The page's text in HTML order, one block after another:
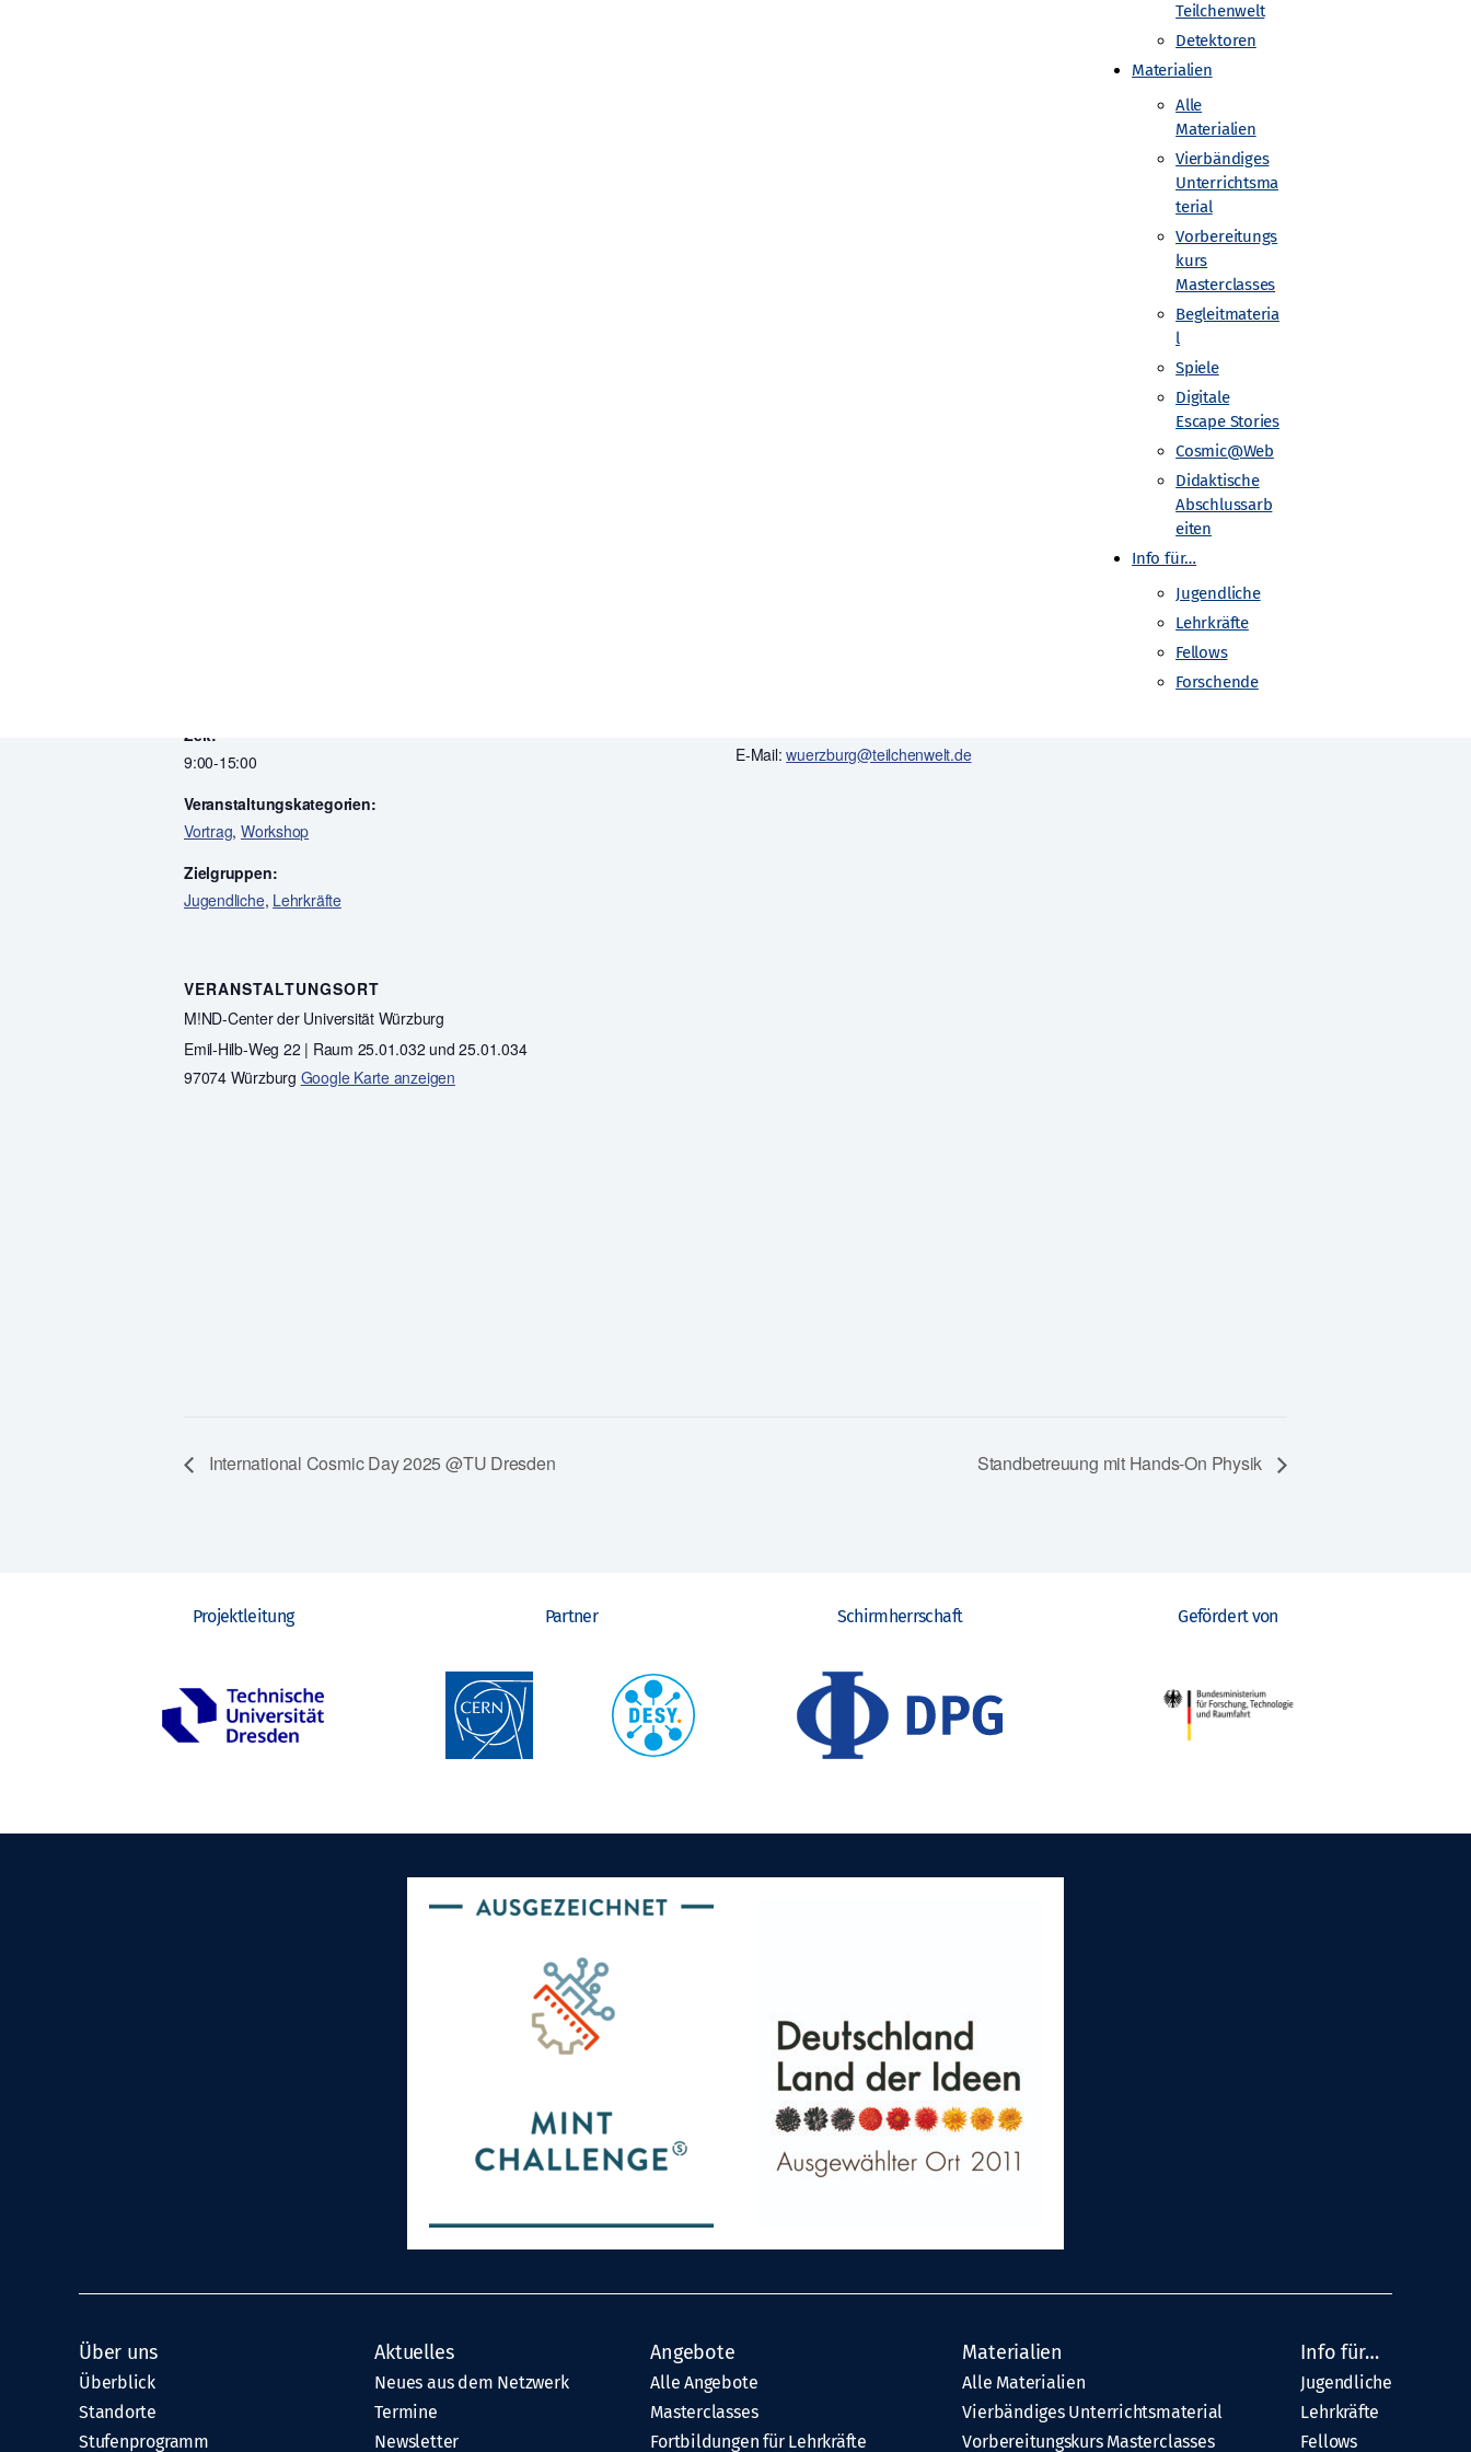
Teilchenwelt
Detektoren
Materialien
Alle
Materialien
Vierbändiges
Unterrichtsma
terial
Vorbereitungs
kurs
Masterclasses
Begleitmateria
l
Spiele
Digitale
Escape Stories
Cosmic@Web
Didaktische
Abschlussarb
eiten
Info für…
Jugendliche
Lehrkräfte
Fellows
Forschende
www.physik.uni-wuerzburg.de/pid/teilchenphysik/teilchenphysik-fuer-
Zeit:
9:00-15:00
Veranstaltungskategorien:
Vortrag, Workshop
Zielgruppen:
Jugendliche, Lehrkräfte
Netzwerk Teilchenwelt mit Julius-Maximilians-Universität Würzburg
E-Mail:wuerzburg@teilchenwelt.de
VERANSTALTUNGSORT
M!ND-Center der Universität Würzburg
Emil-Hilb-Weg 22 | Raum 25.01.032 und 25.01.034
97074 Würzburg Google Karte anzeigen
International Cosmic Day 2025 @TU Dresden Standbetreuung mit Hands-On Physik
Projektleitung Partner Schirmherrschaft Gefördert von
Über uns
Überblick
Standorte
Stufenprogramm
Aktuelles
Neues aus dem Netzwerk
Termine
Newsletter
Angebote
Alle Angebote
Masterclasses
Fortbildungen für Lehrkräfte
Materialien
Alle Materialien
Vierbändiges Unterrichtsmaterial
Vorbereitungskurs Masterclasses
Info für…
Jugendliche
Lehrkräfte
Fellows